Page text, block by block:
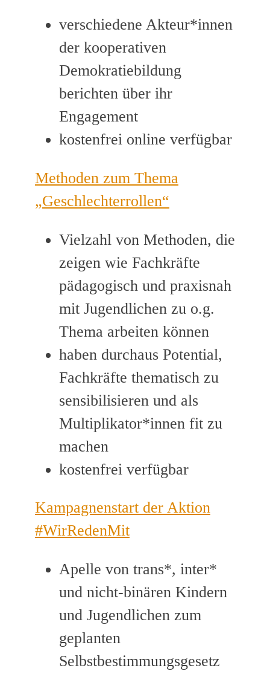
verschiedene Akteur*innen
der kooperativen
Demokratiebildung
berichten über ihr
Engagement
kostenfrei online verfügbar
Methoden zum Thema
„Geschlechterrollen“
Vielzahl von Methoden, die
zeigen wie Fachkräfte
pädagogisch und praxisnah
mit Jugendlichen zu o.g.
Thema arbeiten können
haben durchaus Potential,
Fachkräfte thematisch zu
sensibilisieren und als
Multiplikator*innen fit zu
machen
kostenfrei verfügbar
Kampagnenstart der Aktion
#WirRedenMit
Apelle von trans*, inter*
und nicht-binären Kindern
und Jugendlichen zum
geplanten
Selbstbestimmungsgesetz